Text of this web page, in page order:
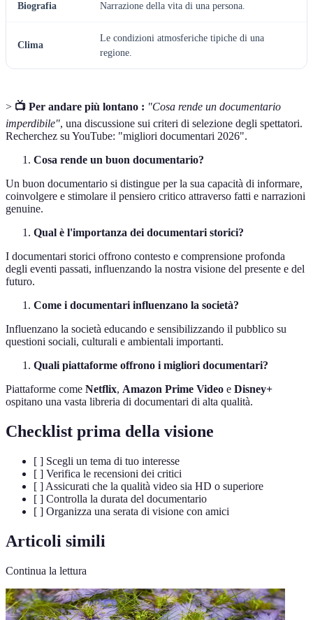
Biografia Narrazione della vita di una persona.
Clima
Le condizioni atmosferiche tipiche di una
regione.
> 📺 Per andare più lontano : "Cosa rende un documentario
imperdibile", una discussione sui criteri di selezione degli spettatori.
Recherchez su YouTube: "migliori documentari 2026".
Cosa rende un buon documentario?
Un buon documentario si distingue per la sua capacità di informare,
coinvolgere e stimolare il pensiero critico attraverso fatti e narrazioni
genuine.
Qual è l'importanza dei documentari storici?
I documentari storici offrono contesto e comprensione profonda
degli eventi passati, influenzando la nostra visione del presente e del
futuro.
Come i documentari influenzano la società?
Influenzano la società educando e sensibilizzando il pubblico su
questioni sociali, culturali e ambientali importanti.
Quali piattaforme offrono i migliori documentari?
Piattaforme come Netflix, Amazon Prime Video e Disney+
ospitano una vasta libreria di documentari di alta qualità.
Checklist prima della visione
[ ] Scegli un tema di tuo interesse
[ ] Verifica le recensioni dei critici
[ ] Assicurati che la qualità video sia HD o superiore
[ ] Controlla la durata del documentario
[ ] Organizza una serata di visione con amici
Articoli simili
Continua la lettura